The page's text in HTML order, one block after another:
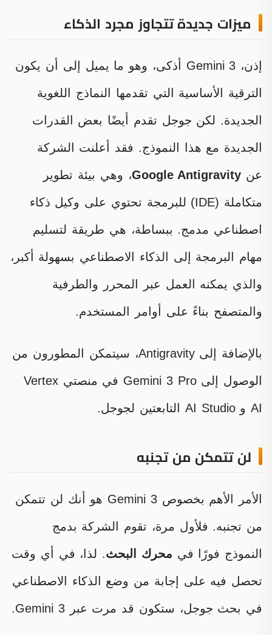
ميزات جديدة تتجاوز مجرد الذكاء
إذن، Gemini 3 أذكى، وهو ما يميل إلى أن يكون
الترقية الأساسية التي تقدمها النماذج اللغوية
الجديدة. لكن جوجل تقدم أيضًا بعض القدرات
الجديدة مع هذا النموذج. فقد أعلنت الشركة
عن Google Antigravity، وهي بيئة تطوير
متكاملة (IDE) للبرمجة تحتوي على وكيل ذكاء
اصطناعي مدمج. ببساطة، هي طريقة لتسليم
مهام البرمجة إلى الذكاء الاصطناعي بسهولة أكبر،
والذي يمكنه العمل عبر المحرر والطرفية
والمتصفح بناءً على أوامر المستخدم.
بالإضافة إلى Antigravity، سيتمكن المطورون من
الوصول إلى Gemini 3 Pro في منصتي Vertex
AI و AI Studio التابعتين لجوجل.
لن تتمكن من تجنبه
الأمر الأهم بخصوص Gemini 3 هو أنك لن تتمكن
من تجنبه. فلأول مرة، تقوم الشركة بدمج
النموذج فورًا في محرك البحث. لذا، في أي وقت
تحصل فيه على إجابة من وضع الذكاء الاصطناعي
في بحث جوجل، ستكون قد مرت عبر Gemini 3.